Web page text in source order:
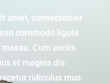
amet, consectetuer
commodo ligula
Cum sociis
et magnis dis
ridiculus mus.